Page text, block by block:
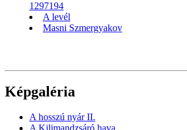
1297194
A levél
Masni Szmergyakov
Képgaléria
A hosszú nyár II.